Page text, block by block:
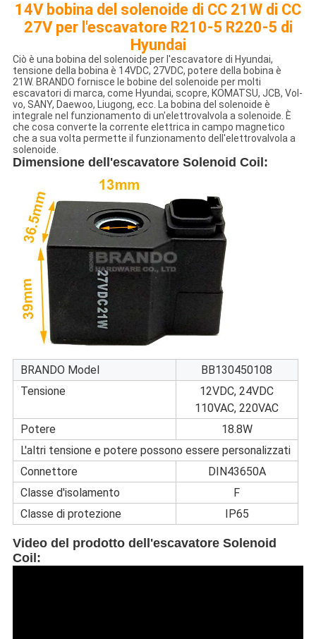
14V bobina del solenoide di CC 21W di CC
27V per l'escavatore R210-5 R220-5 di
Hyundai
Ciò è una bobina del solenoide per l'escavatore di Hyundai,
tensione della bobina è 14VDC, 27VDC, potere della bobina è
21W. BRANDO fornisce le bobine del solenoide per molti
escavatori di marca, come Hyundai, scopre, KOMATSU, JCB, Vol-
vo, SANY, Daewoo, Liugong, ecc. La bobina del solenoide è
integrale nel funzionamento di un'elettrovalvola a solenoide. È
che cosa converte la corrente elettrica in campo magnetico
che a sua volta permette il funzionamento dell'elettrovalvola a
solenoide.
Dimensionedell'escavatore Solenoid Coil :
BRANDO Model
BB130450108
Tensione
12VDC, 24VDC
110VAC, 220VAC
Potere
18.8W
L'altri tensione e potere possono essere personalizzati
Connettore
DIN43650A
Classe d'isolamento
F
Classe di protezione
IP65
Video del prodotto dell'escavatore Solenoid
Coil: